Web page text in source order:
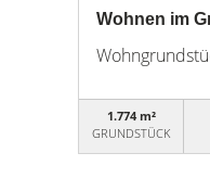
Wohnen im
1.774 m²
GRUNDSTÜCK